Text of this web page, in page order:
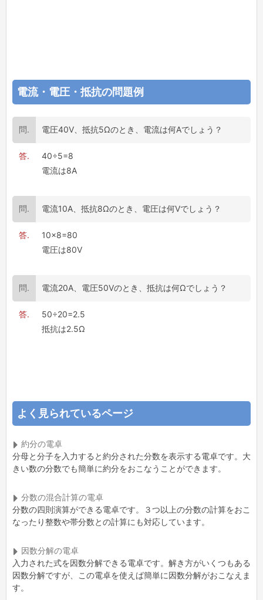
電流・電圧・抵抗の問題例
電圧40V、抵抗5Ωのとき、電流は何Aでしょう？
40÷5=8
電流は8A
電流10A、抵抗8Ωのとき、電圧は何Vでしょう？
10×8=80
電圧は80V
電流20A、電圧50Vのとき、抵抗は何Ωでしょう？
50÷20=2.5
抵抗は2.5Ω
よく見られているページ
約分の電卓
分母と分子を入力すると約分された分数を表示する電卓です。大
きい数の分数でも簡単に約分をおこなうことができます。
分数の混合計算の電卓
分数の四則演算ができる電卓です。３つ以上の分数の計算をおこ
なったり整数や帯分数との計算にも対応しています。
因数分解の電卓
入力された式を因数分解できる電卓です。解き方がいくつもある
因数分解ですが、この電卓を使えば簡単に因数分解がおこなえま
す。